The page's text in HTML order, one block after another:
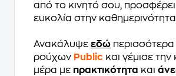
από το κινητό σου,
ευκολία στην
Ανακάλυψε εδώ περισσότερα
ρούχων Public και γέμισε
μέρα με πρακτικότητα και